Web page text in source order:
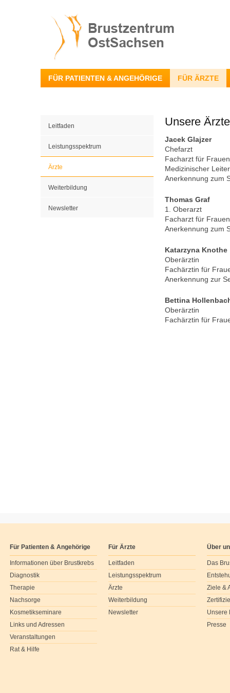
FÜR PATIENTEN & ANGEHÖRIGE FÜR ÄRZTE
Leitfaden
Leistungsspektrum
Ärzte
Weiterbildung
Newsletter
Unsere Ärzte
Jacek Glajzer
Chefarzt
Facharzt für
Medizinischer
Anerkennung zum
Thomas Graf
1. Oberarzt
Facharzt für
Anerkennung zum
Katarzyna Knothe
Oberärztin
Fachärztin für
Anerkennung zur
Bettina
Oberärztin
Fachärztin für
Für Patienten & Angehörige
Informationen über Brustkrebs
Diagnostik
Therapie
Nachsorge
Kosmetikseminare
Links und Adressen
Veranstaltungen
Rat & Hilfe
Für Ärzte
Leitfaden
Leistungsspektrum
Ärzte
Weiterbildung
Newsletter
Über
Das
Ziele &
Unsere
Presse